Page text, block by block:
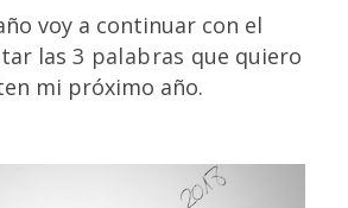
voy a continuar con el
las 3 palabras que quiero
mi próximo año.